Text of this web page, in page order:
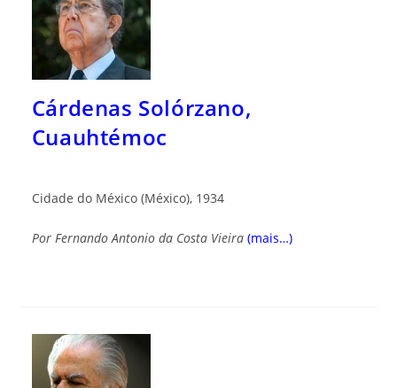
Cárdenas Solórzano,
Cuauhtémoc
Cidade do México (México), 1934
Por Fernando Antonio da Costa Vieira (mais…)